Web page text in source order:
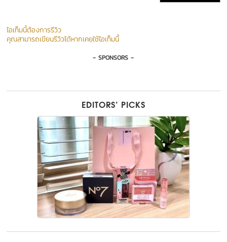
ไอเท็มนี้ต้องการรีวิว
คุณสามารถเขียนรีวิวได้หากเคยใช้ไอเท็มนี้
- SPONSORS -
EDITORS’ PICKS